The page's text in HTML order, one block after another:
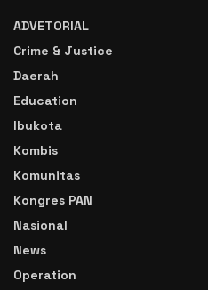
ADVETORIAL
Crime & Justice
Daerah
Education
Ibukota
Kombis
Komunitas
Kongres PAN
Nasional
News
Operation